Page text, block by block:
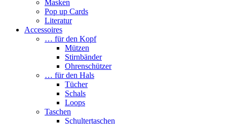
Masken
Pop up Cards
Literatur
Accessoires
… für den Kopf
Mützen
Stirnbänder
Ohrenschützer
… für den Hals
Tücher
Schals
Loops
Taschen
Schultertaschen